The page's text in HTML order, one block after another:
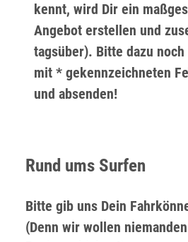
kennt, wird Dir ein
Angebot erstellen und
tagsüber). Bitte dazu
mit * gekennzeichneten
und absenden!
Rund ums Surfen
Bitte gib uns Dein
(Denn wir wollen